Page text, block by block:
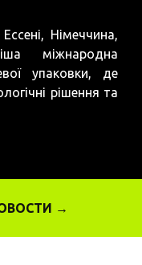
Німеччина,
міжнародна
упаковки, де
рішення та
→